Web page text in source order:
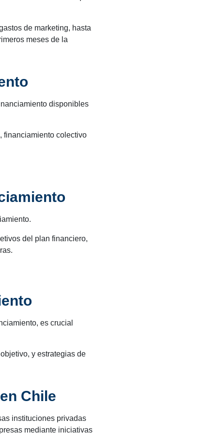
de marketing, hasta
meses de la
disponibles
financiamiento colectivo
del plan financiero,
es crucial
y estrategias de
Chile
instituciones privadas
mediante iniciativas